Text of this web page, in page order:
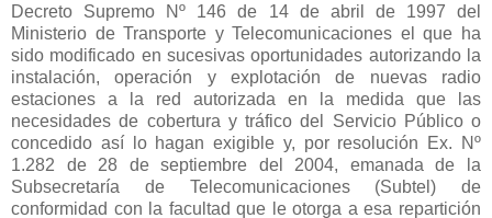
Decreto Supremo Nº 146 de 14 de abril de 1997 del
Ministerio de Transporte y Telecomunicaciones el que ha
sido modificado en sucesivas oportunidades autorizando la
instalación, operación y explotación de nuevas radio
estaciones a la red autorizada en la medida que las
necesidades de cobertura y tráfico del Servicio Público o
concedido así lo hagan exigible y, por resolución Ex. Nº
1.282 de 28 de septiembre del 2004, emanada de la
Subsecretaría de Telecomunicaciones (Subtel) de
conformidad con la facultad que le otorga a esa repartición